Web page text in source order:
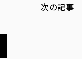
次の記事